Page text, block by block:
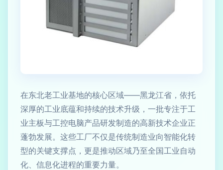
在东北老工业基地的核心区域——黑龙江省，依托
深厚的工业底蕴和持续的技术升级，一批专注于工
业主板与工控电脑产品研发制造的高新技术企业正
蓬勃发展。这些工厂不仅是传统制造业向智能化转
型的关键支撑点，更是推动区域乃至全国工业自动
化、信息化进程的重要力量。